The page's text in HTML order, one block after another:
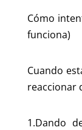
Cómo
funciona)
Cuando
reaccionar
1.Dando